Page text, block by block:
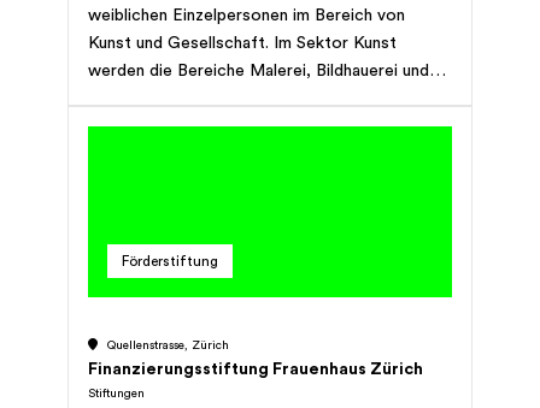
weiblichen Einzelpersonen im Bereich von
Kunst und Gesellschaft. Im Sektor Kunst
werden die Bereiche Malerei, Bildhauerei und
Gesellschaft die Förderung der Ausbildung von
Förderstiftung
Quellenstrasse, Zürich
Finanzierungsstiftung Frauenhaus Zürich
Stiftungen